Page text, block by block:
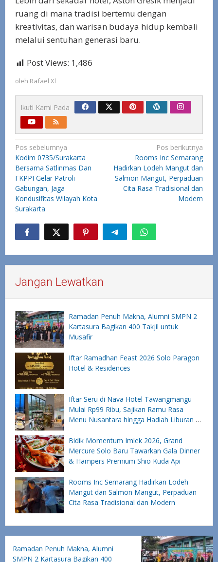
ruang di mana tradisi bertemu dengan
kreativitas, dan warisan budaya hidup kembali
melalui sentuhan generasi baru.
Post Views: 1,486
oleh Rafael Xl
Ikuti Kami Pada
Navigasi
pos
Pos sebelumnya
Kodim 0735/Surakarta
Bersama Satlinmas Dan
FKPPI Gelar Patroli
Gabungan, Jaga
Kondusifitas Wilayah Kota
Surakarta
Pos berikutnya
Rooms Inc Semarang
Hadirkan Lodeh Mangut dan
Salmon Mangut, Perpaduan
Cita Rasa Tradisional dan
Modern
Jangan Lewatkan
Ramadan Penuh Makna, Alumni SMPN 2
Kartasura Bagikan 400 Takjil untuk
Musafir
Iftar Ramadhan Feast 2026 Solo Paragon
Hotel & Residences
Iftar Seru di Nava Hotel Tawangmangu
Mulai Rp99 Ribu, Sajikan Ramu Rasa
Menu Nusantara hingga Hadiah Liburan ke
Bidik Momentum Imlek 2026, Grand
Mercure Solo Baru Tawarkan Gala Dinner
& Hampers Premium Shio Kuda Api
Rooms Inc Semarang Hadirkan Lodeh
Mangut dan Salmon Mangut, Perpaduan
Cita Rasa Tradisional dan Modern
Ramadan Penuh Makna, Alumni
SMPN 2 Kartasura Bagikan 400